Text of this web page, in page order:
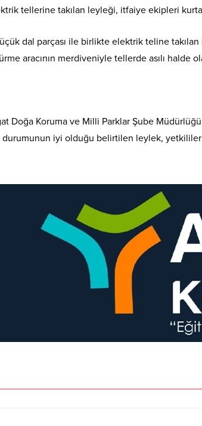
tellerine takılan leyleği, itfaiye ekipleri
dal parçası ile birlikte elektrik teline
aracının merdiveniyle tellerde asılı halde
Doğa Koruma ve Milli Parklar Şube
durumunun iyi olduğu belirtilen leylek, yetkililer